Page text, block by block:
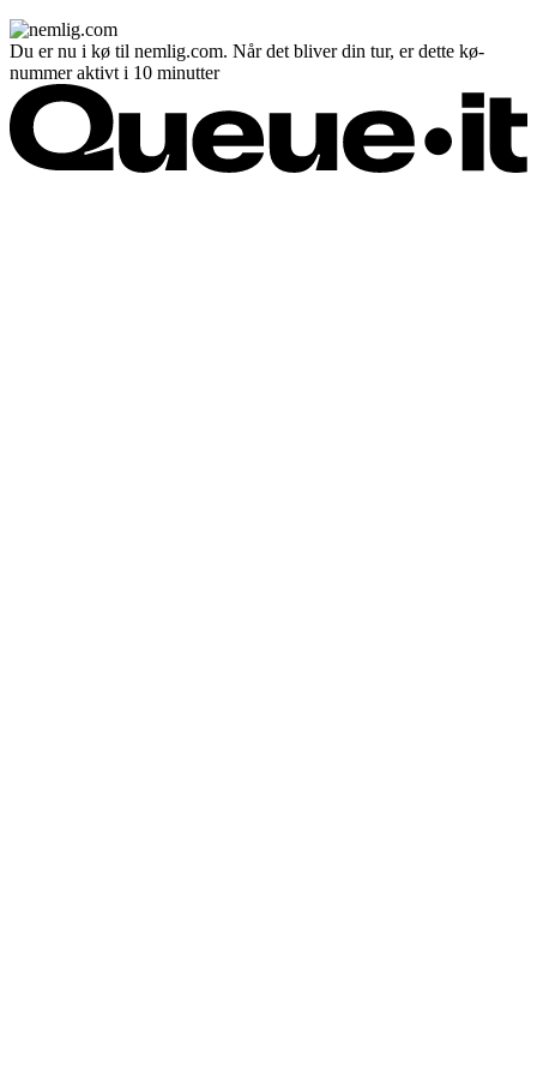
Du er nu i kø til nemlig.com. Når det bliver din tur, er dette kø-
nummer aktivt i 10 minutter